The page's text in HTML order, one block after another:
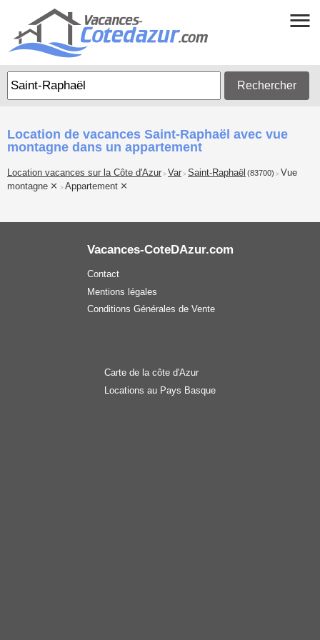
Rechercher
Location de vacances Saint-Raphaël avec vue
montagne dans un appartement
Location vacances sur la Côte d'Azur > Var > Saint-Raphaël (83700) > Vue
montagne
> Appartement
Vacances-CoteDAzur.com
Contact
Mentions légales
Conditions Générales de Vente
Carte de la côte d'Azur
Locations au Pays Basque